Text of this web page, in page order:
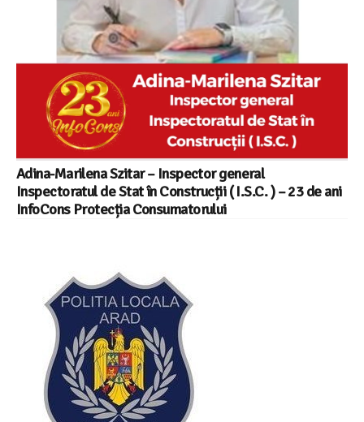
Adina-Marilena Szitar – Inspector general
Inspectoratul de Stat în Construcții ( I.S.C. ) – 23 de ani
InfoCons Protecția Consumatorului